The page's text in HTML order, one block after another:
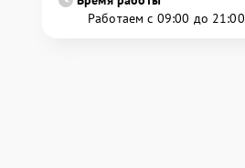
Работаем с 09:00 до 21:00